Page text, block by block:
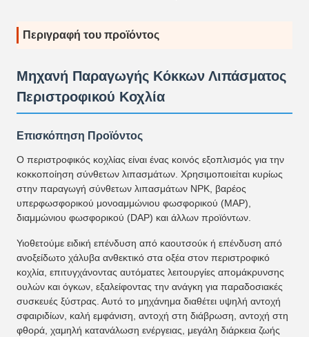
Περιγραφή του προϊόντος
Μηχανή Παραγωγής Κόκκων Λιπάσματος
Περιστροφικού Κοχλία
Επισκόπηση Προϊόντος
Ο περιστροφικός κοχλίας είναι ένας κοινός εξοπλισμός για την
κοκκοποίηση σύνθετων λιπασμάτων. Χρησιμοποιείται κυρίως
στην παραγωγή σύνθετων λιπασμάτων NPK, βαρέος
υπερφωσφορικού μονοαμμώνιου φωσφορικού (MAP),
διαμμώνιου φωσφορικού (DAP) και άλλων προϊόντων.
Υιοθετούμε ειδική επένδυση από καουτσούκ ή επένδυση από
ανοξείδωτο χάλυβα ανθεκτικό στα οξέα στον περιστροφικό
κοχλία, επιτυγχάνοντας αυτόματες λειτουργίες απομάκρυνσης
ουλών και όγκων, εξαλείφοντας την ανάγκη για παραδοσιακές
συσκευές ξύστρας. Αυτό το μηχάνημα διαθέτει υψηλή αντοχή
σφαιριδίων, καλή εμφάνιση, αντοχή στη διάβρωση, αντοχή στη
φθορά, χαμηλή κατανάλωση ενέργειας, μεγάλη διάρκεια ζωής